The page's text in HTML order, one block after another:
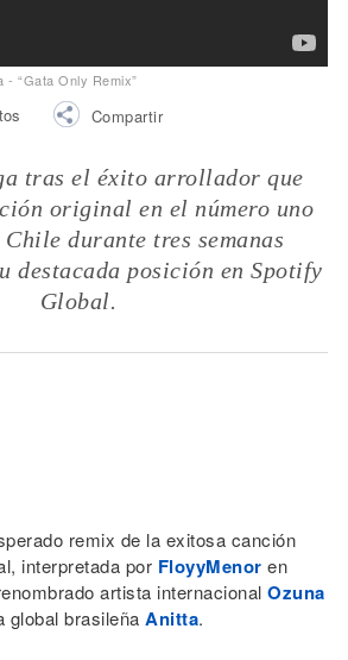
- “Gata Only Remix”
Compartir
tras el éxito arrollador que
original en el número uno
durante tres semanas
destacada posición en Spotify
Global.
remix de la exitosa canción
interpretada por FloyyMenor en
artista internacional Ozuna
global brasileña Anitta.